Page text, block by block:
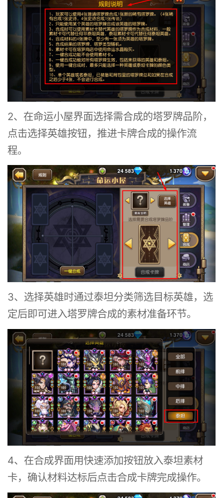
2、在命运小屋界面选择需合成的塔罗牌品阶，
点击选择英雄按钮，推进卡牌合成的操作流
程。
3、选择英雄时通过泰坦分类筛选目标英雄，选
定后即可进入塔罗牌合成的素材准备环节。
4、在合成界面用快速添加按钮放入泰坦素材
卡，确认材料达标后点击合成卡牌完成操作。